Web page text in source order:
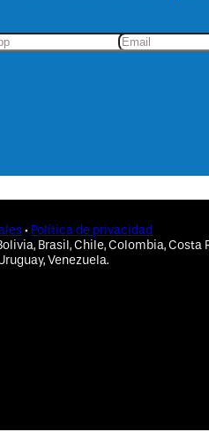
· Política de privacidad
Brasil, Chile, Colombia, Costa
Venezuela.